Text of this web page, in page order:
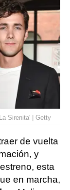
Sirenita' | Getty
de vuelta
y
esta
en marcha,